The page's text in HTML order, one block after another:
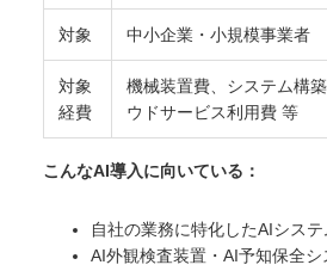
対象 中小企業・小規模事業者
対象
経費
機械装置費、システム構
ウドサービス利用費 等
こんなAI導入に向いている：
自社の業務に特化したAIシス
AI外観検査装置・AI予知保全シ